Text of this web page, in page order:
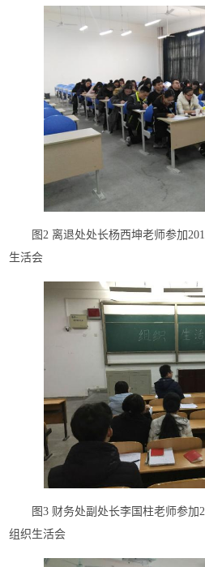
图2 离退处处长杨西坤老师参加
生活会
图3 财务处副处长李国柱老师参加
组织生活会